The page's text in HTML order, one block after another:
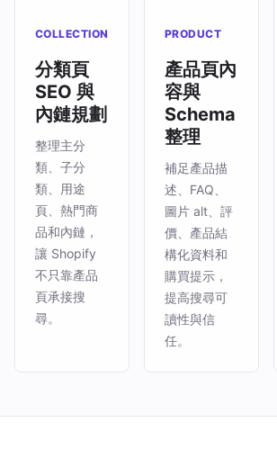
COLLECTION
分類頁
SEO 與
內鏈規劃
整理主分
類、子分
類、用途
頁、熱門商
品和內鏈，
讓 Shopify
不只靠產品
頁承接搜
尋。
PRODUCT
產品頁內
容與
Schema
整理
補足產品描
述、FAQ、
圖片 alt、評
價、產品結
構化資料和
購買提示，
提高搜尋可
讀性與信
任。